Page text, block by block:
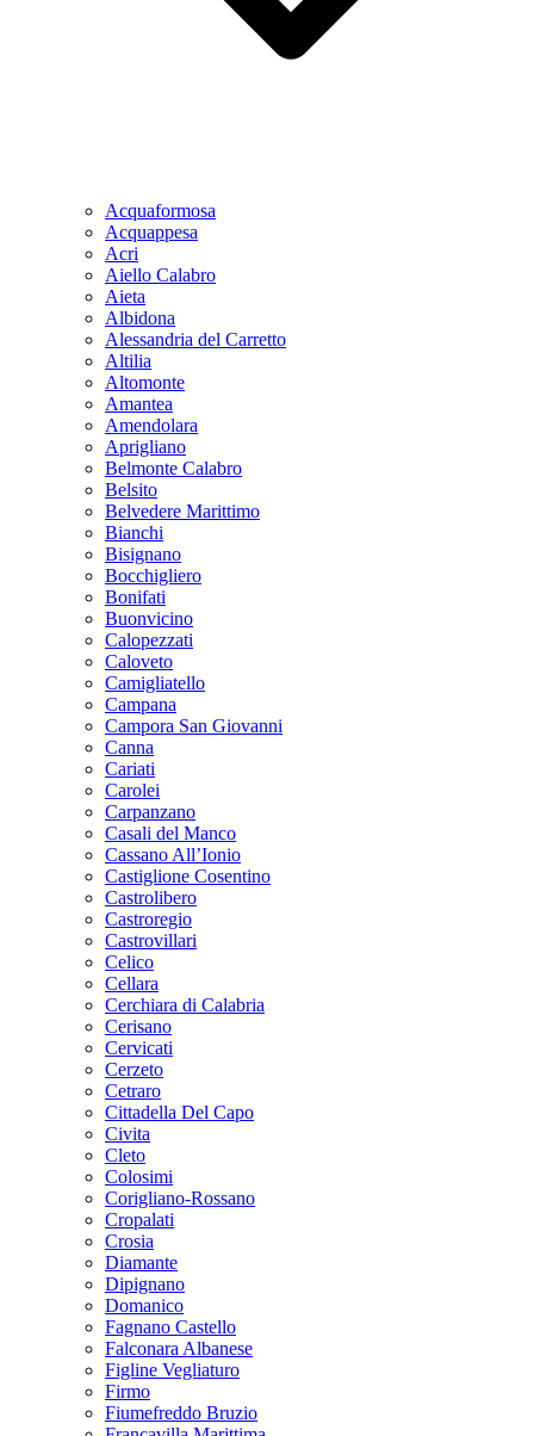
Acquaformosa
Acquappesa
Acri
Aiello Calabro
Aieta
Albidona
Alessandria del Carretto
Altilia
Altomonte
Amantea
Amendolara
Aprigliano
Belmonte Calabro
Belsito
Belvedere Marittimo
Bianchi
Bisignano
Bocchigliero
Bonifati
Buonvicino
Calopezzati
Caloveto
Camigliatello
Campana
Campora San Giovanni
Canna
Cariati
Carolei
Carpanzano
Casali del Manco
Cassano All’Ionio
Castiglione Cosentino
Castrolibero
Castroregio
Castrovillari
Celico
Cellara
Cerchiara di Calabria
Cerisano
Cervicati
Cerzeto
Cetraro
Cittadella Del Capo
Civita
Cleto
Colosimi
Corigliano-Rossano
Cropalati
Crosia
Diamante
Dipignano
Domanico
Fagnano Castello
Falconara Albanese
Figline Vegliaturo
Firmo
Fiumefreddo Bruzio